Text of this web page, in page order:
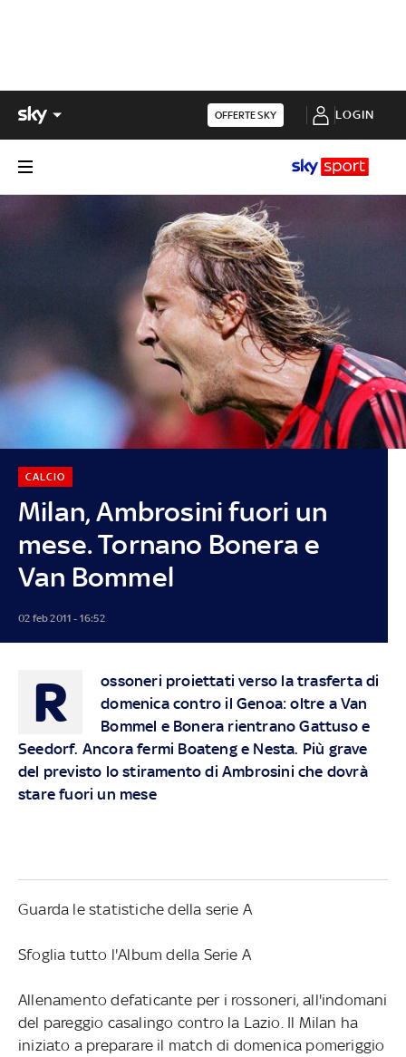
OFFERTE SKY LOGIN
Milan, Ambrosini fuori un
mese. Tornano Bonera e
Van Bommel
CALCIO
02 feb 2011 - 16:52
R
ossoneri proiettati verso la trasferta di
domenica contro il Genoa: oltre a Van
Bommel e Bonera rientrano Gattuso e
Seedorf. Ancora fermi Boateng e Nesta. Più grave
del previsto lo stiramento di Ambrosini che dovrà
stare fuori un mese
Guarda le statistiche della serie A
Sfoglia tutto l'Album della Serie A
Allenamento defaticante per i rossoneri, all'indomani
del pareggio casalingo contro la Lazio. Il Milan ha
iniziato a preparare il match di domenica pomeriggio